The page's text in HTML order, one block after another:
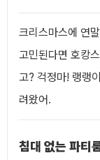
크리스마스에 연
고민된다면 호캉
고? 걱정마! 랭랭
려왔어.
침대 없는 파티